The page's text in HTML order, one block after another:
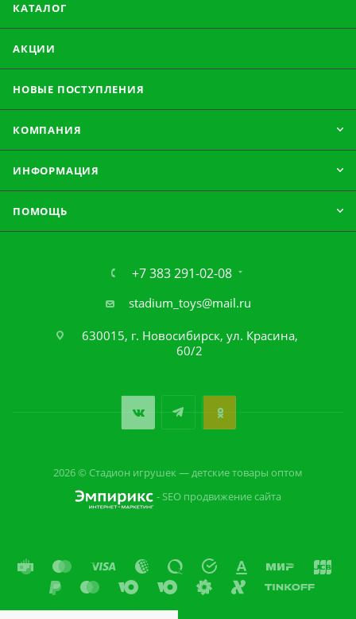
КАТАЛОГ
АКЦИИ
НОВЫЕ ПОСТУПЛЕНИЯ
КОМПАНИЯ
ИНФОРМАЦИЯ
ПОМОЩЬ
+7 383 291-02-08
stadium_toys@mail.ru
630015, г. Новосибирск, ул. Красина,
60/2
2026 © Стадион игрушек — детские товары оптом
- SEO продвижение сайта